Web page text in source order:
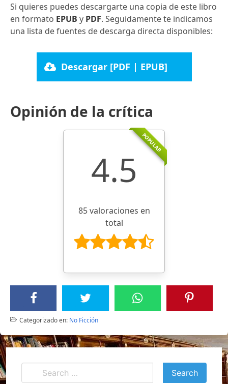
Si quieres puedes descargarte una copia de este libro
en formato EPUB y PDF. Seguidamente te indicamos
una lista de fuentes de descarga directa disponibles:
Descargar [PDF | EPUB]
Opinión de la crítica
POPULAR
4.5
85 valoraciones en
total
Categorizado en: No Ficción